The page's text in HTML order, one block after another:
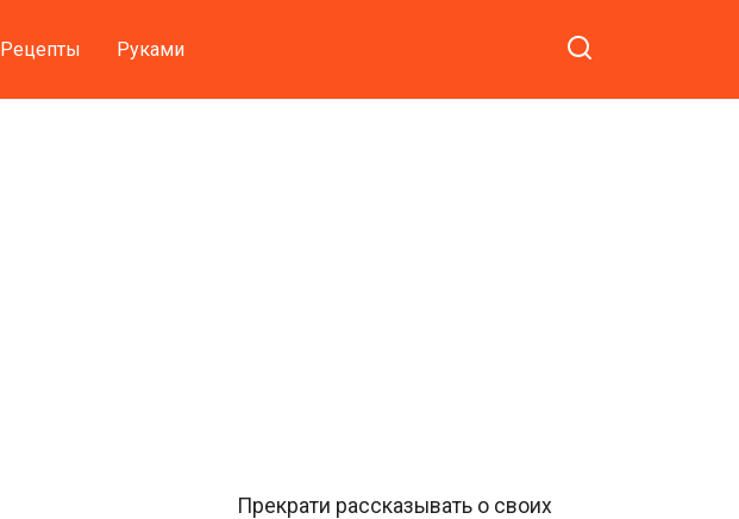
Рецепты Руками
Прекрати рассказывать о своих